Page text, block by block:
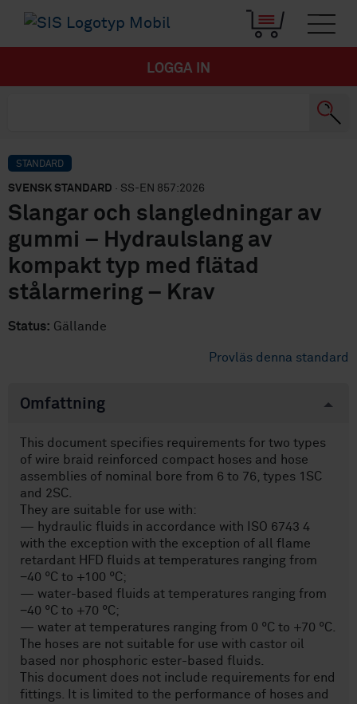
LOGGA IN
STANDARD
SVENSK STANDARD · SS-EN 857:2026
Slangar och slangledningar av
gummi – Hydraulslang av
kompakt typ med flätad
stålarmering – Krav
Status: Gällande
Provläs denna standard
Omfattning
This document specifies requirements for two types
of wire braid reinforced compact hoses and hose
assemblies of nominal bore from 6 to 76, types 1SC
and 2SC.
They are suitable for use with:
— hydraulic fluids in accordance with ISO 6743 4
with the exception with the exception of all flame
retardant HFD fluids at temperatures ranging from
−40 °C to +100 °C;
— water-based fluids at temperatures ranging from
−40 °C to +70 °C;
— water at temperatures ranging from 0 °C to +70 °C.
The hoses are not suitable for use with castor oil
based nor phosphoric ester-based fluids.
This document does not include requirements for end
fittings. It is limited to the performance of hoses and